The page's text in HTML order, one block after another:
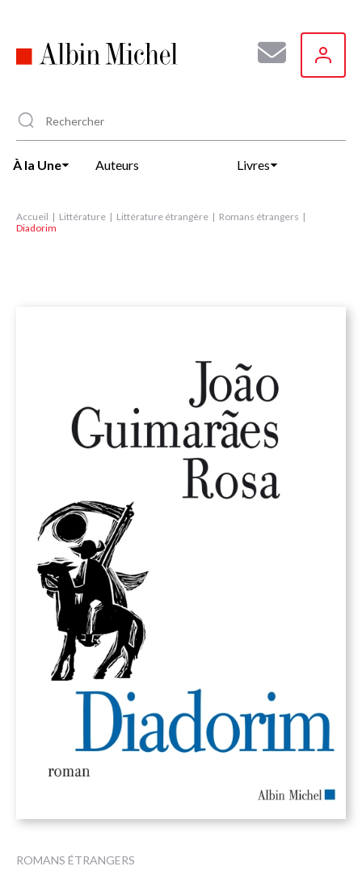
principal
À la Une Auteurs Livres
Accueil Littérature Littérature étrangère
Romans étrangers
Diadorim
ROMANS ÉTRANGERS